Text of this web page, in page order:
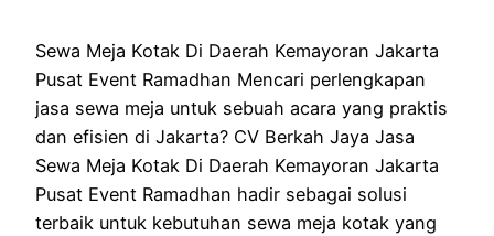
Sewa Meja Kotak Di Daerah Kemayoran Jakarta
Pusat Event Ramadhan Mencari perlengkapan
jasa sewa meja untuk sebuah acara yang praktis
dan efisien di Jakarta? CV Berkah Jaya Jasa
Sewa Meja Kotak Di Daerah Kemayoran Jakarta
Pusat Event Ramadhan hadir sebagai solusi
terbaik untuk kebutuhan sewa meja kotak yang